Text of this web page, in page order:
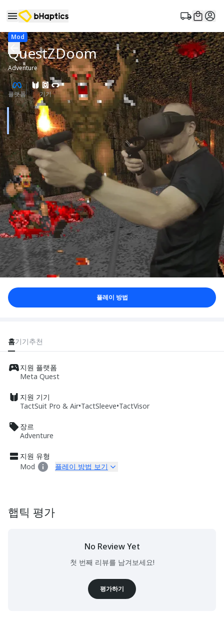
Mod
QuestZDoom
Adventure
플랫폼 기기
플레이 방법
홈기기추천
지원 플랫폼
Meta Quest
지원 기기
TactSuit Pro & Air•TactSleeve•TactVisor
장르
Adventure
지원 유형
Mod
플레이 방법 보기
햅틱 평가
No Review Yet
첫 번째 리뷰를 남겨보세요!
평가하기